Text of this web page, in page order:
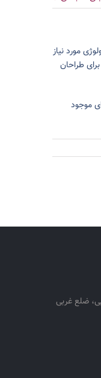
مورد نیاز
طراحان
موجود
ضلع غربی